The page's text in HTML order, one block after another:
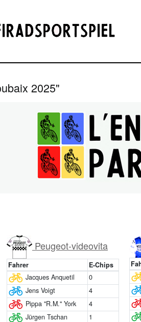
2025"
Peugeot-videovita
Fahrer
E-Chips
Jacques Anquetil
0
Jens Voigt
4
Pippa "R.M." York
4
Jürgen Tschan
1